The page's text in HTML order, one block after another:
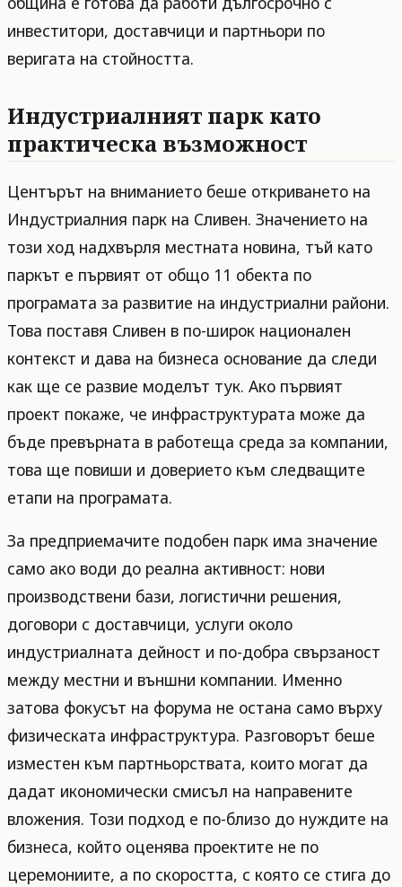
инвеститори, доставчици и партньори по
веригата на стойността.
Индустриалният парк като
практическа възможност
Центърът на вниманието беше откриването на
Индустриалния парк на Сливен. Значението на
този ход надхвърля местната новина, тъй като
паркът е първият от общо 11 обекта по
програмата за развитие на индустриални райони.
Това поставя Сливен в по-широк национален
контекст и дава на бизнеса основание да следи
как ще се развие моделът тук. Ако първият
проект покаже, че инфраструктурата може да
бъде превърната в работеща среда за компании,
това ще повиши и доверието към следващите
етапи на програмата.
За предприемачите подобен парк има значение
само ако води до реална активност: нови
производствени бази, логистични решения,
договори с доставчици, услуги около
индустриалната дейност и по-добра свързаност
между местни и външни компании. Именно
затова фокусът на форума не остана само върху
физическата инфраструктура. Разговорът беше
изместен към партньорствата, които могат да
дадат икономически смисъл на направените
вложения. Този подход е по-близо до нуждите на
бизнеса, който оценява проектите не по
церемониите, а по скоростта, с която се стига до